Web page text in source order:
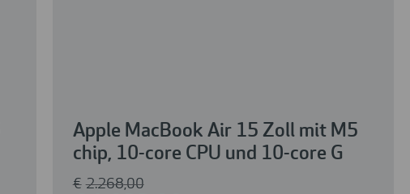
Apple MacBook Air 15 Zoll mit M5
chip, 10-core CPU und 10-core G
€ 2.268,00